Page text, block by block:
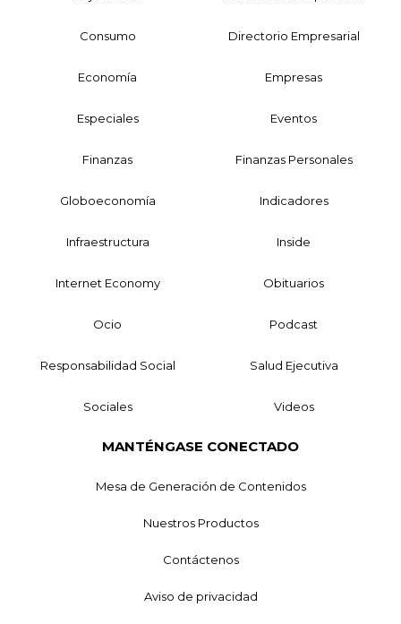
Consumo Directorio Empresarial
Economía Empresas
Especiales Eventos
Finanzas Finanzas Personales
Globoeconomía Indicadores
Infraestructura Inside
Internet Economy Obituarios
Ocio Podcast
Responsabilidad Social Salud Ejecutiva
Sociales Videos
MANTÉNGASE CONECTADO
Mesa de Generación de Contenidos
Nuestros Productos
Contáctenos
Aviso de privacidad